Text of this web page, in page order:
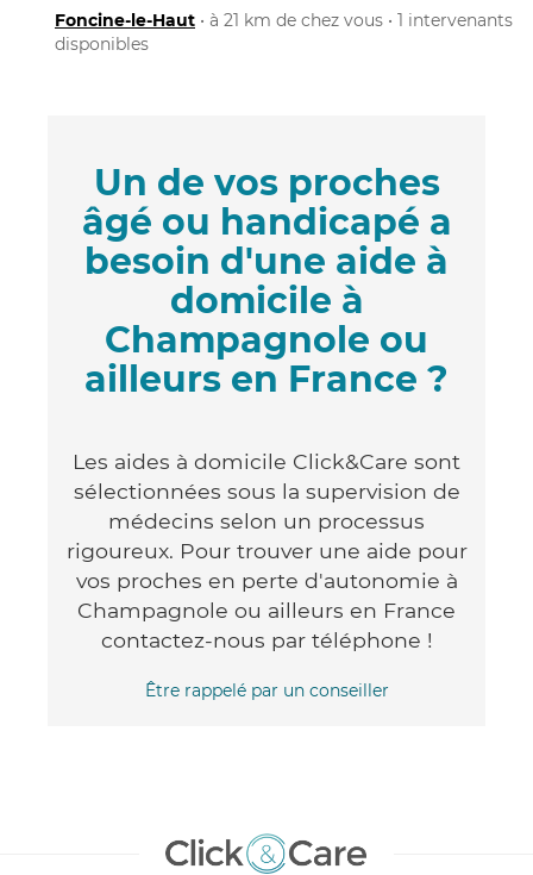
Foncine-le-Haut • à 21 km de chez vous • 1 intervenants
disponibles
Un de vos proches
âgé ou handicapé a
besoin d'une aide à
domicile à
Champagnole ou
ailleurs en France ?
Les aides à domicile Click&Care sont
sélectionnées sous la supervision de
médecins selon un processus
rigoureux. Pour trouver une aide pour
vos proches en perte d'autonomie à
Champagnole ou ailleurs en France
contactez-nous par téléphone !
Être rappelé par un conseiller